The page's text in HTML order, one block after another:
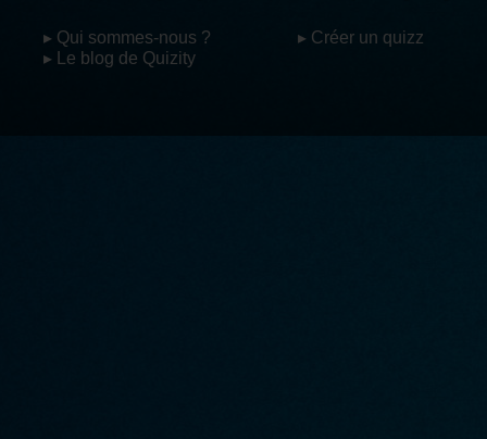
▸ Qui sommes-nous ?
▸ Le blog de Quizity
▸ Créer un quizz